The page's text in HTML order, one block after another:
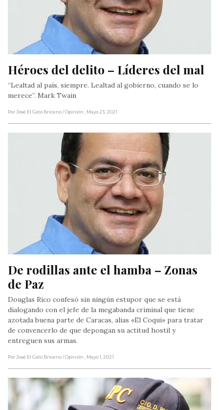
Héroes del delito – Líderes del mal
“Lealtad al país, siempre. Lealtad al gobierno, cuando se lo
merece”. Mark Twain
Por José El Gato Briceno/ Opinión , Mayo 23, 2021
De rodillas ante el hamba – Zonas
de Paz
Douglas Rico confesó sin ningún estupor que se está
dialogando con el jefe de la megabanda criminal que tiene
azotada buena parte de Caracas, alias «El Coqui» para tratar
de convencerlo de que depongan su actitud hostil y
entreguen sus armas.
Por José El Gato Briceno/ Opinión , Mayo 1, 2021